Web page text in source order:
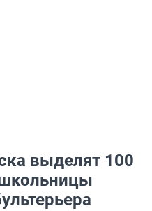
выделят 100